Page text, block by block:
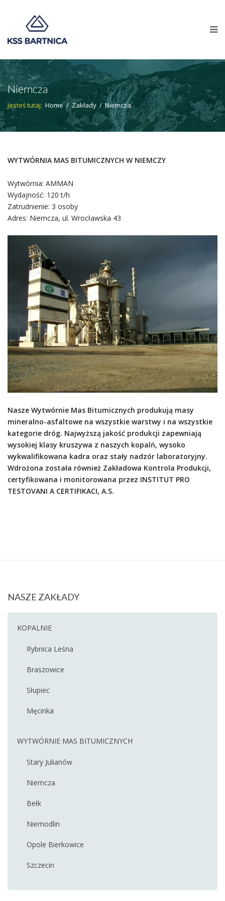
Niemcza
Jesteś tutaj: Home / Zakłady / Niemcza
WYTWÓRNIA MAS BITUMICZNYCH W NIEMCZY
Wytwórnia: AMMAN
Wydajność: 120 t/h
Zatrudnienie: 3 osoby
Adres: Niemcza, ul. Wrocławska 43
Nasze Wytwórnie Mas Bitumicznych produkują masy
mineralno-asfaltowe na wszystkie warstwy i na wszystkie
kategorie dróg. Najwyższą jakość produkcji zapewniają
wysokiej klasy kruszywa z naszych kopalń, wysoko
wykwalifikowana kadra oraz stały nadzór laboratoryjny.
Wdrożona została również Zakładowa Kontrola Produkcji,
certyfikowana i monitorowana przez INSTITUT PRO
TESTOVANI A CERTIFIKACI, A.S.
NASZE ZAKŁADY
KOPALNIE
Rybnica Leśna
Braszowice
Słupiec
Męcinka
WYTWÓRNIE MAS BITUMICZNYCH
Stary Julianów
Niemcza
Bełk
Niemodlin
Opole Bierkowice
Szczecin